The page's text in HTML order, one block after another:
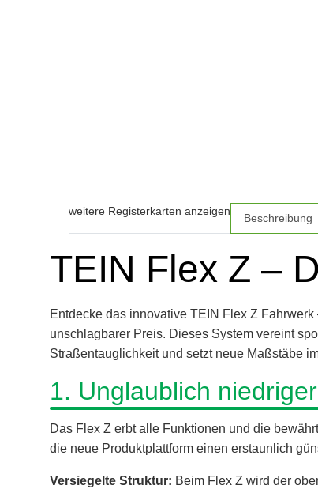
weitere Registerkarten anzeigen
Beschreibung
TEIN Flex Z –
Entdecke das innovative TEIN Flex Z
unschlagbarer Preis. Dieses System vereint
Straßentauglichkeit und setzt neue Maßstäbe
1. Unglaublich
Das Flex Z erbt alle Funktionen und die
die neue Produktplattform einen erstaunlich
Versiegelte Struktur: Beim Flex Z wird der